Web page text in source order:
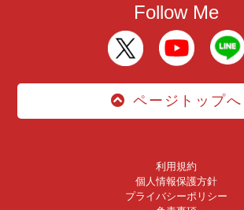
Follow Me
ページトップへ
利用規約
個人情報保護方針
プライバシーポリシー